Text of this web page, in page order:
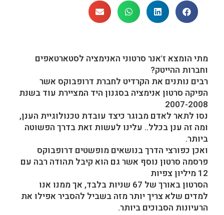
מתי הומצא ז'אנר סרטוני האנימציה לסטארטאפים
וחברות ההייטק?
רבים נותנים את הקרדיט לחברת דרופבוקס אשר
הפיקה סרטון אנימציה בסגנון היד המציירת עוד בשנת
2007-2008
נסו לתאר לאדם מבוגר כיצד עובדת טכנולוגיית הענן,
ומה זה ענן בכלל.. עלינו לעשות זאת בדרך הפשוטה
ביותר.
ואכן כפורצי הדרך בנושאים מופשטים דרופבוקס
פרסמה סרטון נוסף אשר גם הוא קיבל תהודה רבה עם
12 מיליון צפיות
הסרטון באורך של 67 שניות בלבד, אך ממנו אנו
למדים שלא צריך יותר מזה בשביל להסביר אפילו את
הרעיונות הסבוכים ביותר.